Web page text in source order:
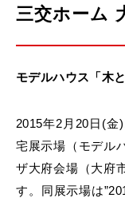
三交ホーム
モデルハウス「木
2015年2月20日(金
宅展示場（モデル
ザ大府会場（大府
す。同展示場は